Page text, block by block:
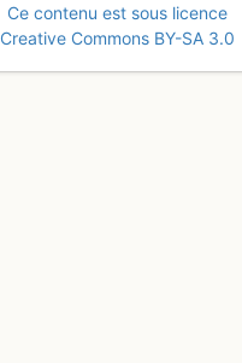
Ce contenu est sous licence
Creative Commons BY-SA 3.0